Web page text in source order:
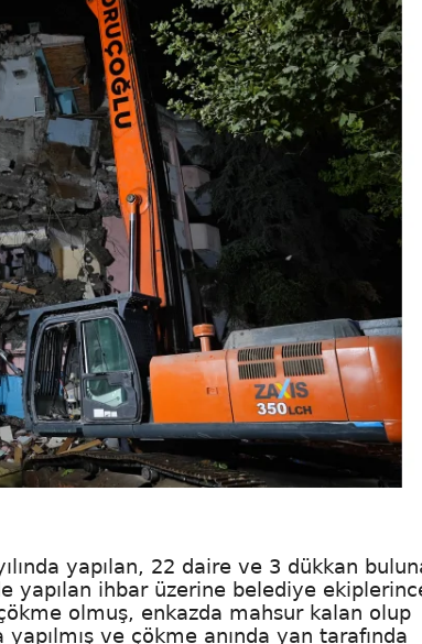
yapılan, 22 daire ve 3 dükkan
yapılan ihbar üzerine belediye
olmuş, enkazda mahsur kalan olup
ve çökme anında yan tarafında